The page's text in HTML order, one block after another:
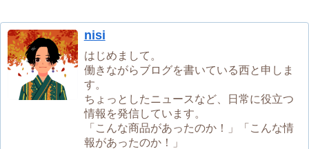
nisi
はじめまして。
働きながらブログを書いている西と申しま
す。
ちょっとしたニュースなど、日常に役立つ
情報を発信しています。
「こんな商品があったのか！」「こんな情
報があったのか！」